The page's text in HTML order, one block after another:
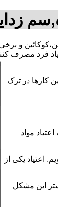
فرد مصرف
کارها در ترک
مواد
اعتیاد یکی از
این مشکل